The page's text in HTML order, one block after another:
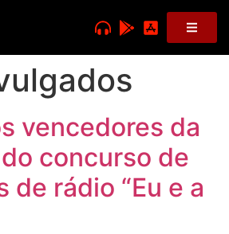
vencedores da
concurso de
de rádio “Eu e a